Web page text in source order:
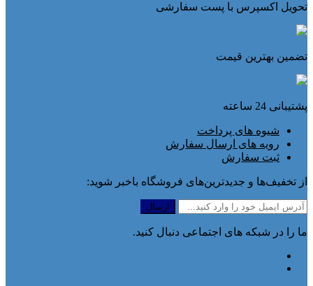
تحویل اکسپرس با پست سفارشی
تضمین بهترین قیمت
پشتیبانی 24 ساعته
شیوه های پرداخت
رویه های ارسال سفارش
ثبت سفارش
از تخفیف‌ها و جدیدترین‌های فروشگاه باخبر شوید:
ما را در شبکه های اجتماعی دنبال کنید.